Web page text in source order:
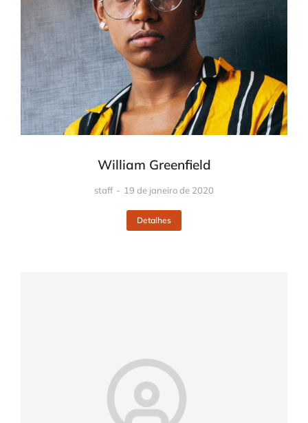
William Greenfield
staff 19 de janeiro de 2020
Detalhes